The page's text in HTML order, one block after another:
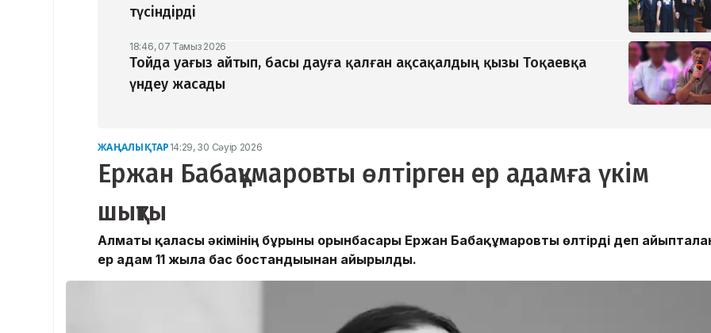
түсіндірді
18:46, 07 Тамыз 2026
Тойда уағыз айтып, басы дауға қалған ақсақалдың қызы Тоқаевқа
үндеу жасады
ЖАҢАЛЫҚТАР 14:29, 30 Сәуір 2026
Ержан Бабақұмаровты өлтірген ер адамға үкім
шықты
Алматы қаласы әкімінің бұрынғы орынбасары Ержан Бабақұмаровты өлтірді деп
ер адам 11 жылға бас бостандығынан айырылды.